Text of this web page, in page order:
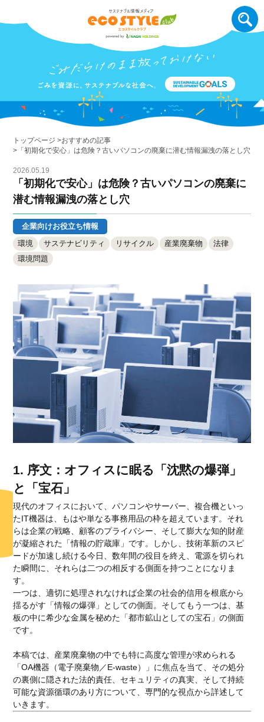
トップページ
おすすめの記事
「初期化で安心」は危険？古いパソコンの廃棄に潜む情報漏洩の落とし穴
2026.05.19
「初期化で安心」は危険？古いパソコンの廃棄に
潜む情報漏洩の落とし穴
企業向けお役立ち情報
環境 サステナビリティ リサイクル 産業廃棄物
法律
環境問題
1. 序文：オフィスに眠る「沈黙の爆弾」
と「宝石」
現代のオフィスにおいて、パソコンやサーバー、複合機といっ
たIT機器は、もはや単なる事務用品の枠を超えています。それ
らは企業の戦略、顧客のプライバシー、そして膨大な知的財産
が凝縮された「情報の貯蔵庫」です。しかし、技術革新のスピ
ードが加速し続ける今日、数年間の役目を終え、電源を切られ
た瞬間に、それらは二つの相反する側面を持つことになりま
す。
一つは、適切に処理されなければ企業の社会的信用を根底から
揺るがす「情報の爆弾」としての側面。そしてもう一つは、基
板の中に希少な金属を秘めた「都市鉱山としての宝石」の側面
です。
本稿では、産業廃棄物の中でも特に高度な管理が求められる
「OA機器（電子廃棄物／E-waste）」に焦点を当て、その処分
の裏側に隠された法的責任、セキュリティの真実、そして持続
可能な資源循環のあり方について、専門的な視点から詳述して
いきます。